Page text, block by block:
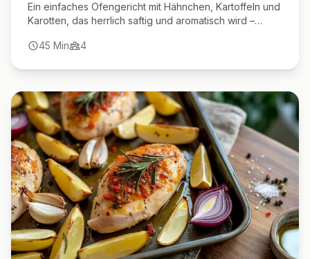
Ein einfaches Ofengericht mit Hähnchen, Kartoffeln und
Karotten, das herrlich saftig und aromatisch wird –
45 Min 4